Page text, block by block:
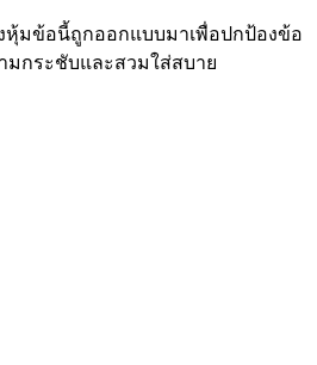
หุ้มข้อนี้ถูกออกแบบมาเพื่อปกป้องข้อ
มกระชับและสวมใส่สบาย